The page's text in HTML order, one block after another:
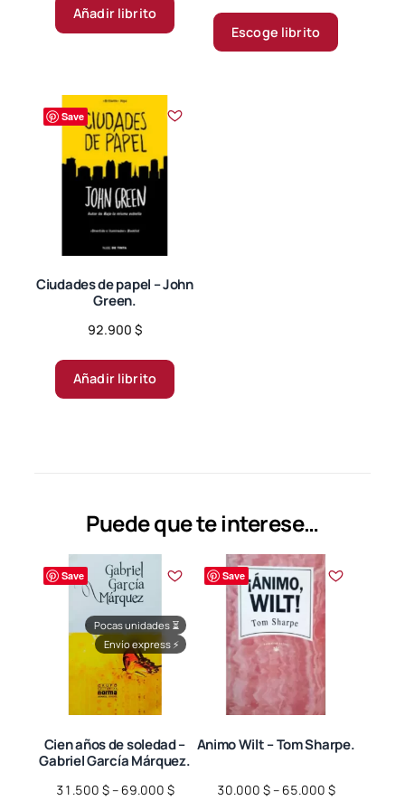
Añadir librito
35.000 $
Escoge librito
tiene
Save
Ciudades de papel – John
Green.
92.900 $
Añadir librito
Puede que te interese…
Save
Cien años de soledad –
Gabriel García Márquez.
31.500 $– 69.000 $Price
Pocas unidades ⏳
Envío express ⚡
Save
Animo Wilt – Tom Sharpe.
30.000 $– 65.000 $Price